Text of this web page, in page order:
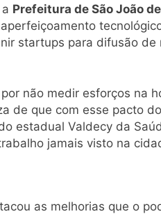
Prefeitura de São João
startups para difusão de
não medir esforços na
de que com esse pacto
estadual Valdecy da
jamais visto na
as melhorias que o